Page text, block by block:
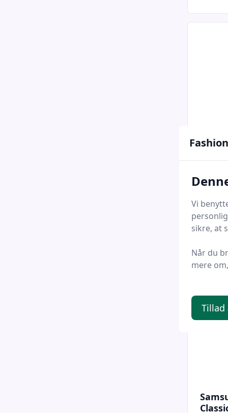
CNC
349
Vi
sikre, at
Når du
mere
Tillad